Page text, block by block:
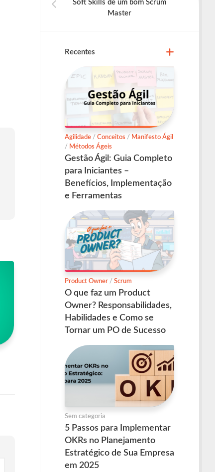
Soft Skills de um bom Scrum
Master
Recentes
Agilidade / Conceitos / Manifesto Ágil
/ Métodos Ágeis
Gestão Ágil: Guia Completo
para Iniciantes –
Benefícios, Implementação
e Ferramentas
Product Owner / Scrum
O que faz um Product
Owner? Responsabilidades,
Habilidades e Como se
Tornar um PO de Sucesso
Sem categoria
5 Passos para Implementar
OKRs no Planejamento
Estratégico de Sua Empresa
em 2025